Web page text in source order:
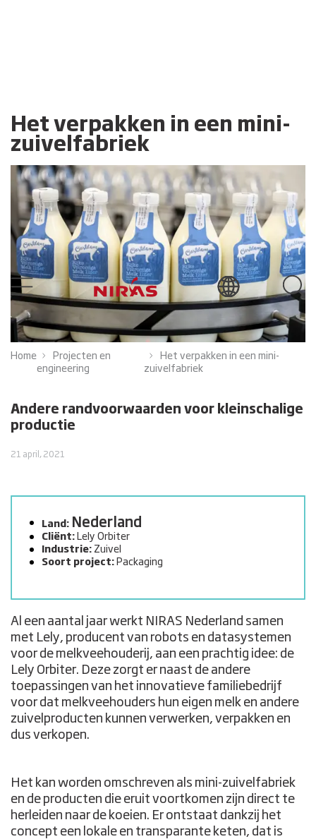
Het verpakken in een mini-
zuivelfabriek
Home
Projecten en
engineering
Het verpakken in een mini-
zuivelfabriek
Andere randvoorwaarden voor kleinschalige
productie
21 april, 2021
Land: Nederland
Cliënt: Lely Orbiter
Industrie: Zuivel
Soort project: Packaging
Al een aantal jaar werkt NIRAS Nederland samen
met Lely, producent van robots en datasystemen
voor de melkveehouderij, aan een prachtig idee: de
Lely Orbiter. Deze zorgt er naast de andere
toepassingen van het innovatieve familiebedrijf
voor dat melkveehouders hun eigen melk en andere
zuivelproducten kunnen verwerken, verpakken en
dus verkopen.
Het kan worden omschreven als mini-zuivelfabriek
en de producten die eruit voortkomen zijn direct te
herleiden naar de koeien. Er ontstaat dankzij het
concept een lokale en transparante keten, dat is